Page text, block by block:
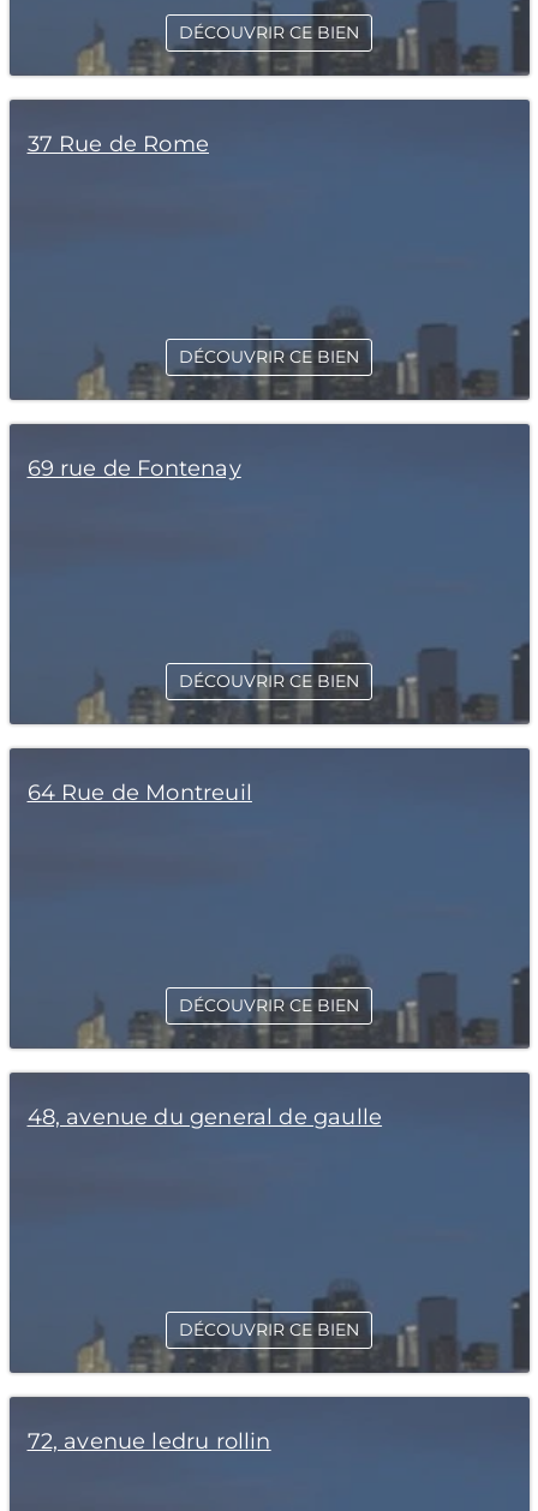
DÉCOUVRIR CE BIEN
37 Rue de Rome
DÉCOUVRIR CE BIEN
69 rue de Fontenay
DÉCOUVRIR CE BIEN
64 Rue de Montreuil
DÉCOUVRIR CE BIEN
48, avenue du general de gaulle
DÉCOUVRIR CE BIEN
72, avenue ledru rollin